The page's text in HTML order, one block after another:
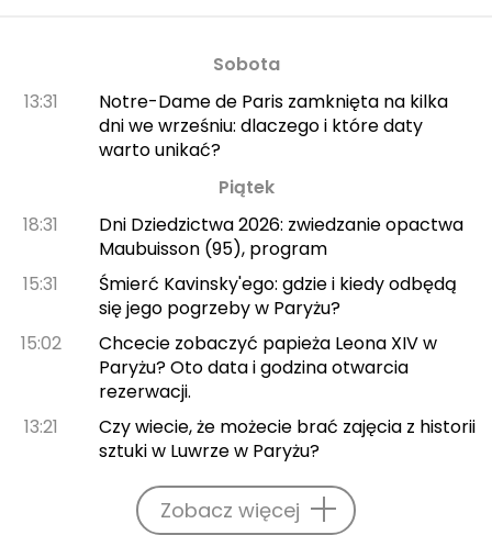
Sobota
13:31
Notre-Dame de Paris zamknięta na kilka
dni we wrześniu: dlaczego i które daty
warto unikać?
Piątek
18:31
Dni Dziedzictwa 2026: zwiedzanie opactwa
Maubuisson (95), program
15:31
Śmierć Kavinsky'ego: gdzie i kiedy odbędą
się jego pogrzeby w Paryżu?
15:02
Chcecie zobaczyć papieża Leona XIV w
Paryżu? Oto data i godzina otwarcia
rezerwacji.
13:21
Czy wiecie, że możecie brać zajęcia z historii
sztuki w Luwrze w Paryżu?
Zobacz więcej